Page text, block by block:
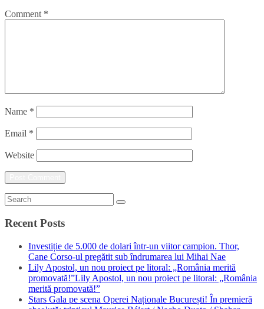
Comment *
Name *
Email *
Website
Recent Posts
Investiție de 5.000 de dolari într-un viitor campion. Thor,
Cane Corso-ul pregătit sub îndrumarea lui Mihai Nae
Lily Apostol, un nou proiect pe litoral: „România merită
promovată!”Lily Apostol, un nou proiect pe litoral: „România
merită promovată!”
Stars Gala pe scena Operei Naționale București! În premieră